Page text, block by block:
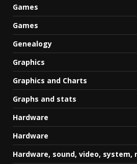
Games
Games
Genealogy
Graphics
Graphics and Charts
Graphs and stats
Hardware
Hardware
Hardware, sound, video, system,